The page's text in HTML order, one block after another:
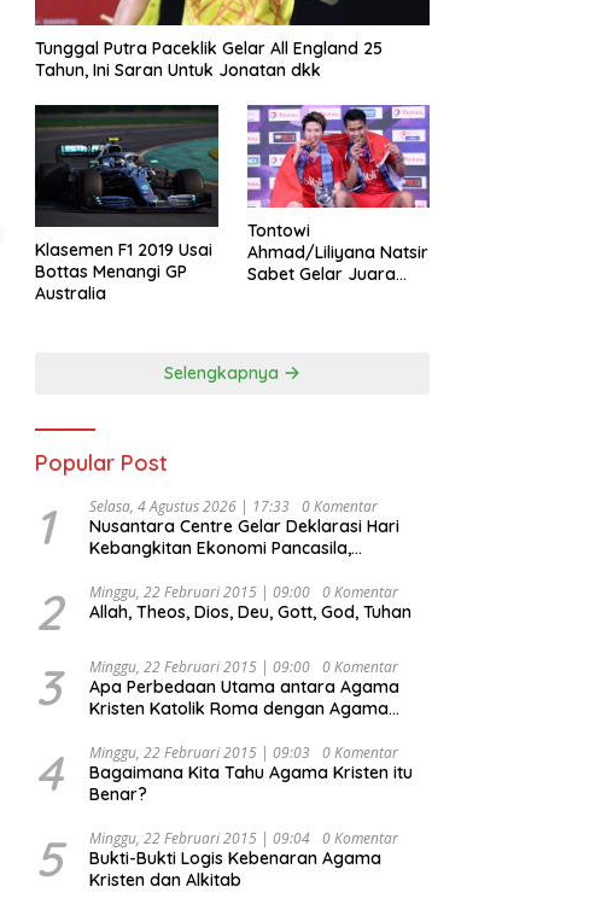
Tunggal Putra Paceklik Gelar All England 25
Tahun, Ini Saran Untuk Jonatan dkk
Klasemen F1 2019 Usai
Bottas Menangi GP
Australia
Tontowi
Ahmad/Liliyana Natsir
Sabet Gelar Juara
Selengkapnya
Popular Post
1 Selasa, 4 Agustus 2026 | 17:33 0 Komentar
Nusantara Centre Gelar Deklarasi Hari
Kebangkitan Ekonomi Pancasila,
Djojohadikusumo Anti Penjajahan
(Pergolakan Ekonomi Politik Indonesia) &
Undang Perekonomian Nasional dan
Kesejahteraan Sosial dalam Menata
Bangsa Menuju Indonesia Emas 2045”,
2 Minggu, 22 Februari 2015 | 09:00 0 Komentar
Allah, Theos, Dios, Deu, Gott, God, Tuhan
3 Minggu, 22 Februari 2015 | 09:00 0 Komentar
Apa Perbedaan Utama antara Agama
Kristen Katolik Roma dengan Agama
4 Minggu, 22 Februari 2015 | 09:03 0 Komentar
Bagaimana Kita Tahu Agama Kristen itu
Benar?
5 Minggu, 22 Februari 2015 | 09:04 0 Komentar
Bukti-Bukti Logis Kebenaran Agama
Kristen dan Alkitab